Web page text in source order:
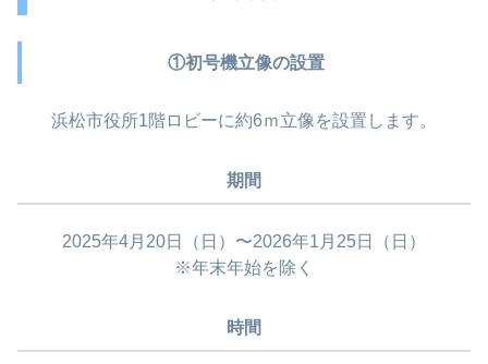
①初号機立像の設置
浜松市役所1階ロビーに約6ｍ立像を設置します。
期間
2025年4月20日（日）〜2026年1月25日（日）
※年末年始を除く
時間